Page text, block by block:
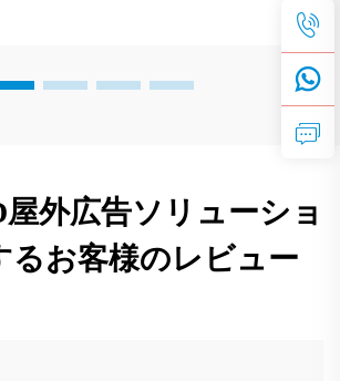
外広告ソリューショ
るお客様のレビュー